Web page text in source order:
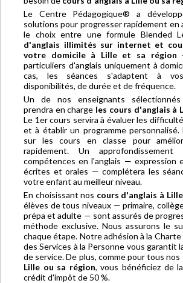
Le Centre Pédagogique® a
solutions pour progresser rapidement en
le choix entre une formule Blended
d'anglais illimités sur internet et
votre domicile à Lille et sa région
particuliers d'anglais uniquement à
cas, les séances s'adaptent à
disponibilités, de durée et de fréquence.
Un de nos enseignants
prendra en charge les cours d'anglais à
Le 1er cours servira à évaluer les
et à établir un programme
sur les cours en classe pour
rapidement. Un
compétences en l'anglais — expression
écrites et orales — complétera les
votre enfant au meilleur niveau.
En choisissant nos cours d'anglais à
élèves de tous niveaux — primaire,
prépa et adulte — sont assurés de
méthode exclusive. Nous assurons le
chaque étape. Notre adhésion à la
des Services à la Personne vous garantit
de service. De plus, comme pour tous nos
Lille ou sa région, vous bénéficiez de
crédit d'impôt de 50 %.